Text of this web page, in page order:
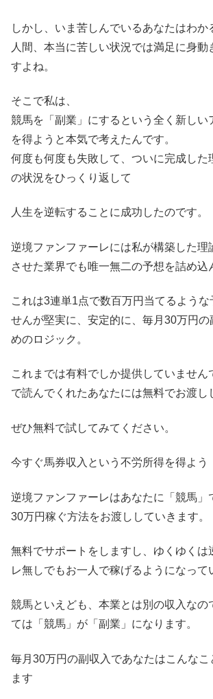
しかし、いま苦しんでいるあなたはわか
人間、本当に苦しい状況では満足に身動
すよね。
そこで私は、
競馬を「副業」にするという全く新しい
を得ようと本気で考えたんです。
何度も何度も失敗して、ついに完成した
の状況をひっくり返して
人生を逆転することに成功したのです。
逆境ファンファーレには私が構築した理
させた業界でも唯一無二の予想を詰め込
これは3連単1点で数百万円当てるような
せんが堅実に、安定的に、毎月30万円の
めのロジック。
これまでは有料でしか提供していません
で読んでくれたあなたには無料でお渡し
ぜひ無料で試してみてください。
今すぐ馬券収入という不労所得を得よう
逆境ファンファーレはあなたに「競馬」
30万円稼ぐ方法をお渡ししていきます。
無料でサポートをしますし、ゆくゆくは
レ無しでもお一人で稼げるようになって
競馬といえども、本業とは別の収入なの
ては「競馬」が「副業」になります。
毎月30万円の副収入であなたはこんな
ます